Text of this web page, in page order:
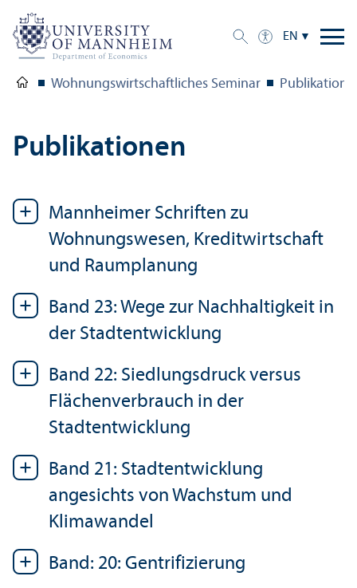
EN
Wohnungswirtschaftliches Seminar
Publikationen
Mannheimer Schriften zu
Wohnungswesen, Kreditwirtschaft
und Raumplanung
Band 23: Wege zur Nachhaltigkeit in
der Stadtentwicklung
Band 22: Siedlungsdruck versus
Flächenverbrauch in der
Stadtentwicklung
Band 21: Stadtentwicklung
angesichts von Wachstum und
Klimawandel
Band: 20: Gentrifizierung